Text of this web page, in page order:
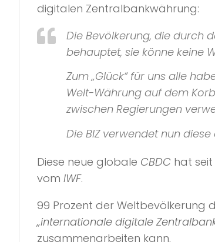
digitalen Zentralbankwährung:
Die Bevölkerung, die durch
behauptet, sie könne keine
Zum „Glück“ für uns alle
Welt-Währung auf dem
zwischen Regierungen
Die BIZ verwendet nun
Diese neue globale CBDC hat
vom IWF.
99 Prozent der Weltbevölkerung
„internationale digitale
zusammenarbeiten kann.